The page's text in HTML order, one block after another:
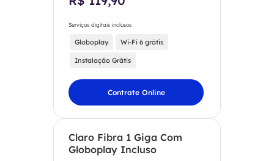
Serviços digitais inclusos
Globoplay Wi-Fi 6 grátis
Instalação Grátis
Contrate Online
Claro Fibra 1 Giga Com
Globoplay Incluso